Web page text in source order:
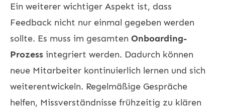
Ein weiterer wichtiger Aspekt ist, dass
Feedback nicht nur einmal gegeben werden
sollte. Es muss im gesamten Onboarding-
Prozess integriert werden. Dadurch können
neue Mitarbeiter kontinuierlich lernen und sich
weiterentwickeln. Regelmäßige Gespräche
helfen, Missverständnisse frühzeitig zu klären